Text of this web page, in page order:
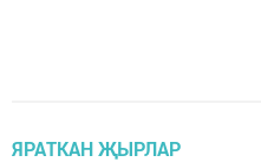
ЯРАТКАН ҖЫРЛАР